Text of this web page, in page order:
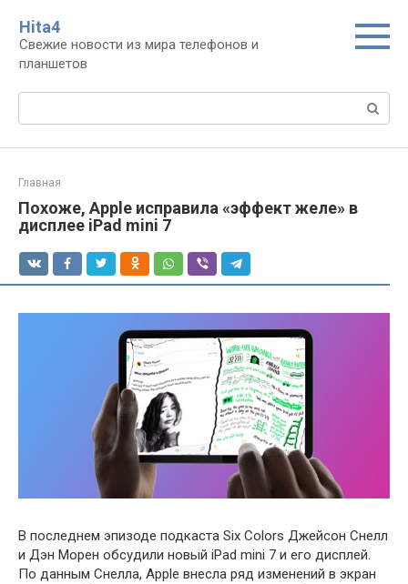
контенту
Нita4
Свежие новости из мира телефонов и
планшетов
Поиск:
Главная
Похоже, Apple исправила «эффект желе» в
дисплее iPad mini 7
В последнем эпизоде подкаста Six Colors Джейсон Снелл
и Дэн Морен обсудили новый iPad mini 7 и его дисплей.
По данным Снелла, Apple внесла ряд изменений в экран